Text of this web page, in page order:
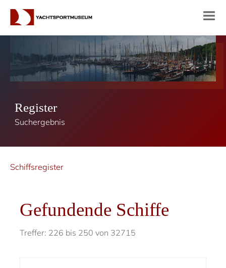
Register
Suchergebnis
Schiffsregister
Gefundende Schiffe
Treffer: 226 bis 250 von 32715